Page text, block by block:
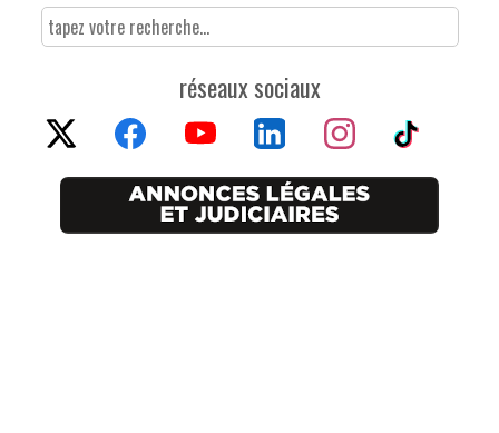
réseaux sociaux